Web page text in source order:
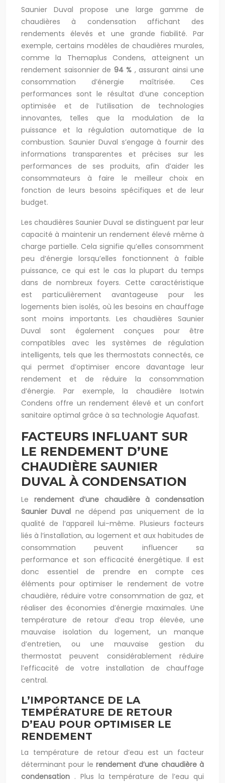
Saunier Duval propose une large gamme de
chaudières à condensation affichant des
rendements élevés et une grande fiabilité. Par
exemple, certains modèles de chaudières murales,
comme la Themaplus Condens, atteignent un
rendement saisonnier de 94 % , assurant ainsi une
consommation d’énergie maîtrisée. Ces
performances sont le résultat d’une conception
optimisée et de l’utilisation de technologies
innovantes, telles que la modulation de la
puissance et la régulation automatique de la
combustion. Saunier Duval s’engage à fournir des
informations transparentes et précises sur les
performances de ses produits, afin d’aider les
consommateurs à faire le meilleur choix en
fonction de leurs besoins spécifiques et de leur
budget.
Les chaudières Saunier Duval se distinguent par leur
capacité à maintenir un rendement élevé même à
charge partielle. Cela signifie qu’elles consomment
peu d’énergie lorsqu’elles fonctionnent à faible
puissance, ce qui est le cas la plupart du temps
dans de nombreux foyers. Cette caractéristique
est particulièrement avantageuse pour les
logements bien isolés, où les besoins en chauffage
sont moins importants. Les chaudières Saunier
Duval sont également conçues pour être
compatibles avec les systèmes de régulation
intelligents, tels que les thermostats connectés, ce
qui permet d’optimiser encore davantage leur
rendement et de réduire la consommation
d’énergie. Par exemple, la chaudière Isotwin
Condens offre un rendement élevé et un confort
sanitaire optimal grâce à sa technologie Aquafast.
FACTEURS INFLUANT SUR
LE RENDEMENT D’UNE
CHAUDIÈRE SAUNIER
DUVAL À CONDENSATION
Le rendement d’une chaudière à condensation
Saunier Duval ne dépend pas uniquement de la
qualité de l’appareil lui-même. Plusieurs facteurs
liés à l’installation, au logement et aux habitudes de
consommation peuvent influencer sa
performance et son efficacité énergétique. Il est
donc essentiel de prendre en compte ces
éléments pour optimiser le rendement de votre
chaudière, réduire votre consommation de gaz, et
réaliser des économies d’énergie maximales. Une
température de retour d’eau trop élevée, une
mauvaise isolation du logement, un manque
d’entretien, ou une mauvaise gestion du
thermostat peuvent considérablement réduire
l’efficacité de votre installation de chauffage
central.
L’IMPORTANCE DE LA
TEMPÉRATURE DE RETOUR
D’EAU POUR OPTIMISER LE
RENDEMENT
La température de retour d’eau est un facteur
déterminant pour le rendement d’une chaudière à
condensation . Plus la température de l’eau qui